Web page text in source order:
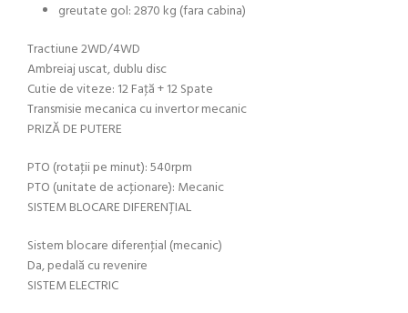
greutate gol: 2870 kg (fara cabina)
Tractiune 2WD/4WD
Ambreiaj uscat, dublu disc
Cutie de viteze: 12 Faţă + 12 Spate
Transmisie mecanica cu invertor mecanic
PRIZĂ DE PUTERE
PTO (rotaţii pe minut): 540rpm
PTO (unitate de acţionare): Mecanic
SISTEM BLOCARE DIFERENŢIAL
Sistem blocare diferenţial (mecanic)
Da, pedală cu revenire
SISTEM ELECTRIC